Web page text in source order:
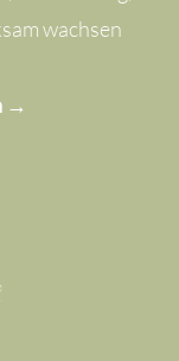
wachsen
→